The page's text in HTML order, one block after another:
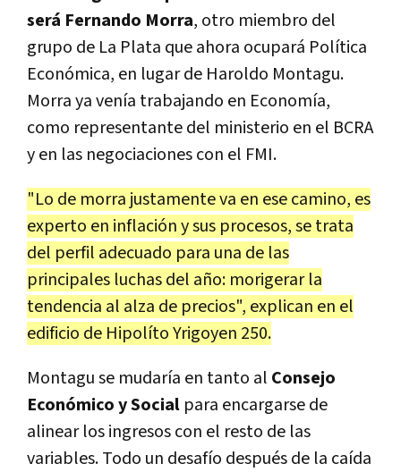
será Fernando Morra, otro miembro del
grupo de La Plata que ahora ocupará Política
Económica, en lugar de Haroldo Montagu.
Morra ya venía trabajando en Economía,
como representante del ministerio en el BCRA
y en las negociaciones con el FMI.
"Lo de morra justamente va en ese camino, es
experto en inflación y sus procesos, se trata
del perfil adecuado para una de las
principales luchas del año: morigerar la
tendencia al alza de precios", explican en el
edificio de Hipolíto Yrigoyen 250.
Montagu se mudaría en tanto al Consejo
Económico y Social para encargarse de
alinear los ingresos con el resto de las
variables. Todo un desafío después de la caída